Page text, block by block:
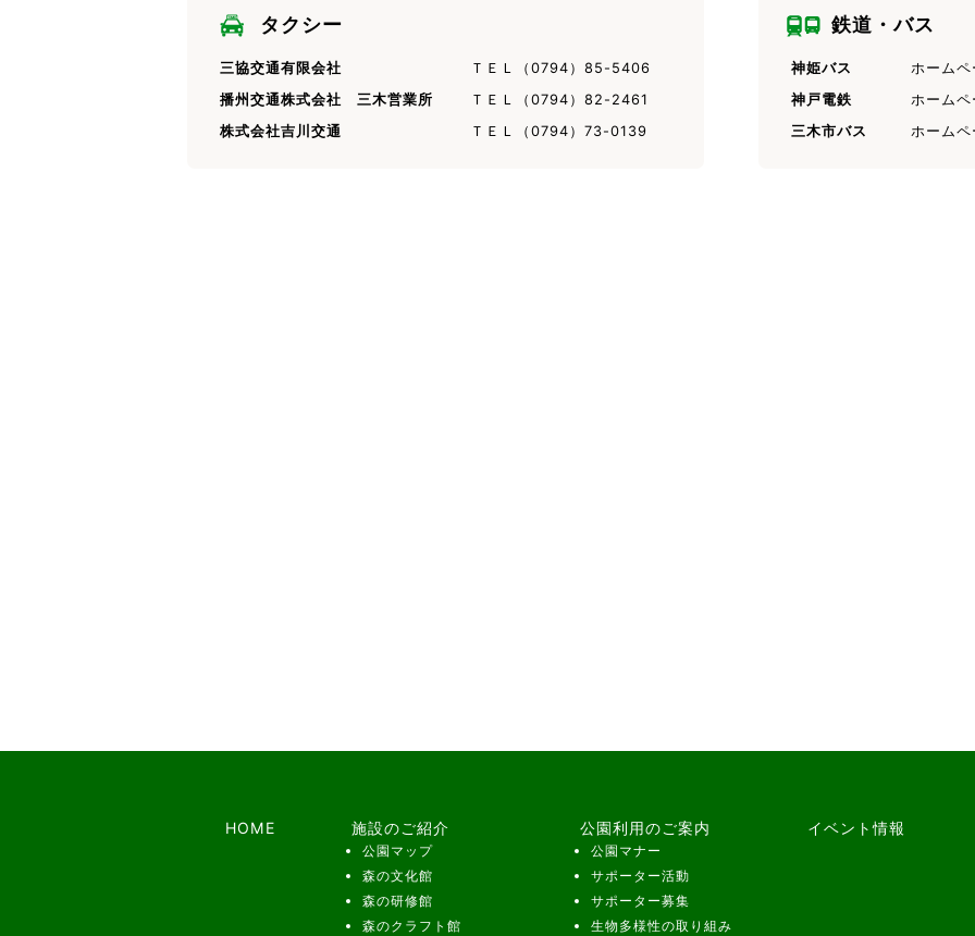
タクシー
三協交通有限会社
ＴＥＬ（0794）85-5406
播州交通株式会社 三木営業所
ＴＥＬ（0794）82-2461
株式会社吉川交通
ＴＥＬ（0794）73-0139
鉄道・バス
神姫バス
ホーム
神戸電鉄
ホーム
三木市バス
ホーム
HOME 施設のご紹介
公園マップ
森の文化館
森の研修館
森のクラフト館
公園利用のご案内
公園マナー
サポーター活動
サポーター募集
生物多様性の取り組み
イベント情報